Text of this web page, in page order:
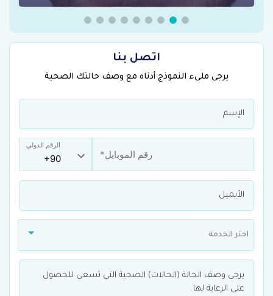
اتصل بنا
يرجى ملىء النموذج أدناه مع وصف حالتك الصحية
الرقم الدولي
اختر الخدمة